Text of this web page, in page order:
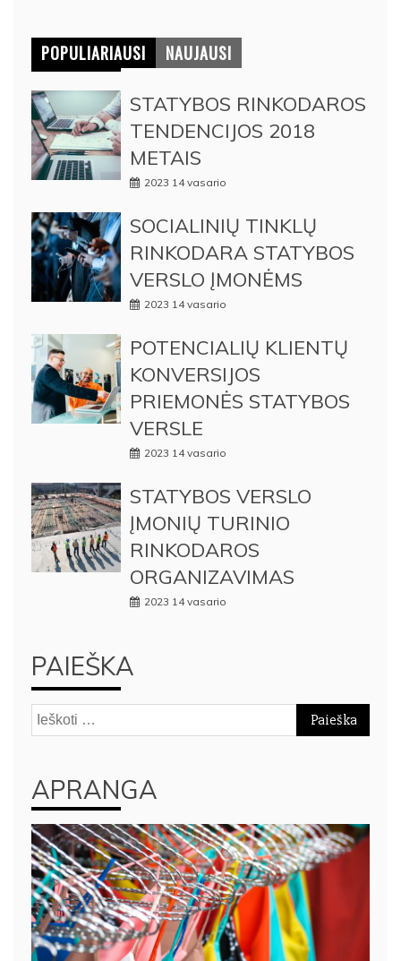
POPULIARIAUSI NAUJAUSI
STATYBOS RINKODAROS
TENDENCIJOS 2018
METAIS
2023 14 vasario
SOCIALINIŲ TINKLŲ
RINKODARA STATYBOS
VERSLO ĮMONĖMS
2023 14 vasario
POTENCIALIŲ KLIENTŲ
KONVERSIJOS
PRIEMONĖS STATYBOS
VERSLE
2023 14 vasario
STATYBOS VERSLO
ĮMONIŲ TURINIO
RINKODAROS
ORGANIZAVIMAS
2023 14 vasario
PAIEŠKA
Ieškoti:
APRANGA